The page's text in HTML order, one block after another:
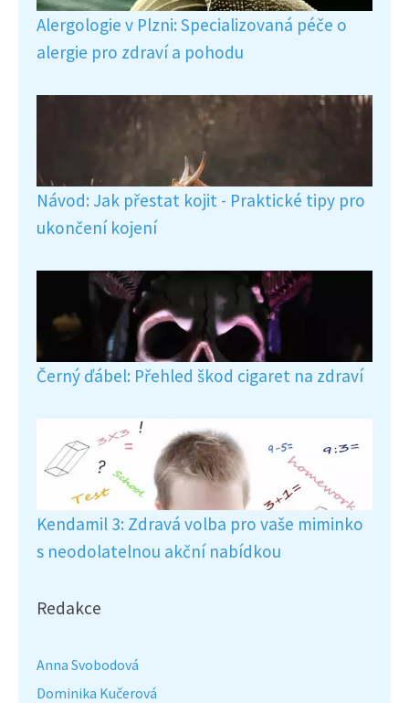
Alergologie v Plzni: Specializovaná péče o
alergie pro zdraví a pohodu
Návod: Jak přestat kojit - Praktické tipy pro
ukončení kojení
Černý ďábel: Přehled škod cigaret na zdraví
Kendamil 3: Zdravá volba pro vaše miminko
s neodolatelnou akční nabídkou
Redakce
Anna Svobodová
Dominika Kučerová